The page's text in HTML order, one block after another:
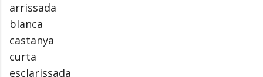
arrissada
blanca
castanya
curta
esclarissada